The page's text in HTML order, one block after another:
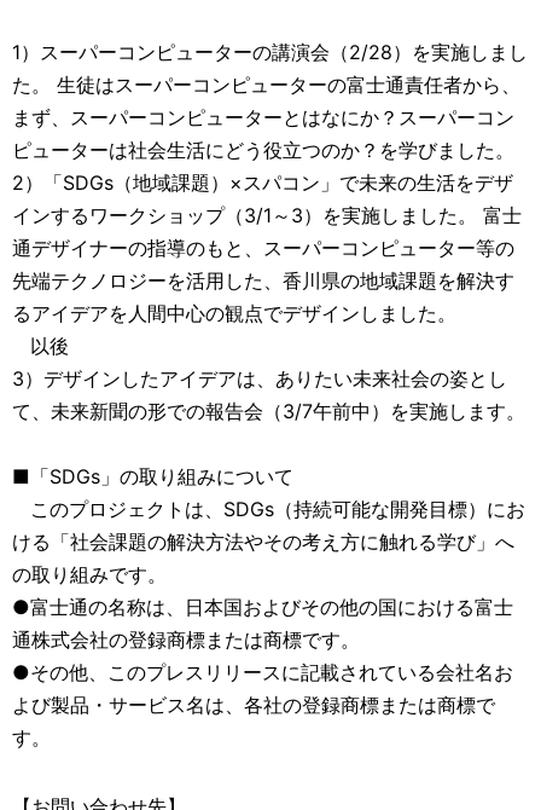
1）スーパーコンピューターの講演会（2/28）を実施しまし
た。 生徒はスーパーコンピューターの富士通責任者から、
まず、スーパーコンピューターとはなにか？スーパーコン
ピューターは社会生活にどう役立つのか？を学びました。
2）「SDGs（地域課題）×スパコン」で未来の生活をデザ
インするワークショップ（3/1～3）を実施しました。 富士
通デザイナーの指導のもと、スーパーコンピューター等の
先端テクノロジーを活用した、香川県の地域課題を解決す
るアイデアを人間中心の観点でデザインしました。
以後
3）デザインしたアイデアは、ありたい未来社会の姿とし
て、未来新聞の形での報告会（3/7午前中）を実施します。
■「SDGs」の取り組みについて
このプロジェクトは、SDGs（持続可能な開発目標）にお
ける「社会課題の解決方法やその考え方に触れる学び」へ
の取り組みです。
●富士通の名称は、日本国およびその他の国における富士
通株式会社の登録商標または商標です。
●その他、このプレスリリースに記載されている会社名お
よび製品・サービス名は、各社の登録商標または商標で
す。